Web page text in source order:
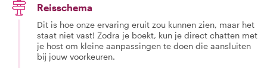
Reisschema
Dit is hoe onze ervaring eruit zou kunnen zien, maar het
staat niet vast! Zodra je boekt, kun je direct chatten met
je host om kleine aanpassingen te doen die aansluiten
bij jouw voorkeuren.